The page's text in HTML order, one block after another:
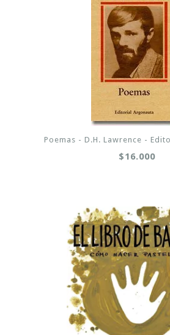
Poemas - D.H. Lawrence -
$16.000